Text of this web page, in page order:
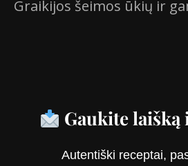
Graikijos šeimos ūkių ir
Gaukite
Autentiški receptai,